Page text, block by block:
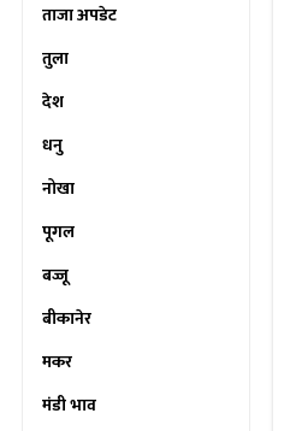
ताजा अपडेट
तुला
देश
धनु
नोखा
पूगल
बज्जू
बीकानेर
मकर
मंडी भाव